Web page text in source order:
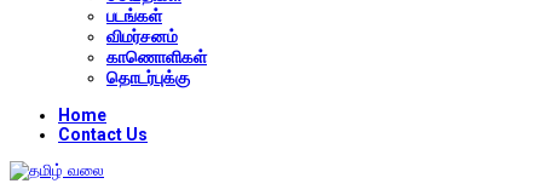
படங்கள்
விமர்சனம்
காணொளிகள்
தொடர்புக்கு
Home
Contact Us